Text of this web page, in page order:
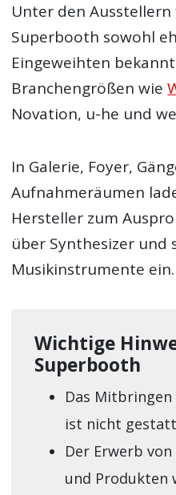
Unter den
Superbooth sowohl
Eingeweihten
Branchengrößen wie
Novation, u-he und
In Galerie, Foyer,
Aufnahmeräumen
Hersteller zum
über Synthesizer und
Musikinstrumente ein.
Wichtige
Superbooth
Das
ist nicht
Der Erwerb
und Produkten